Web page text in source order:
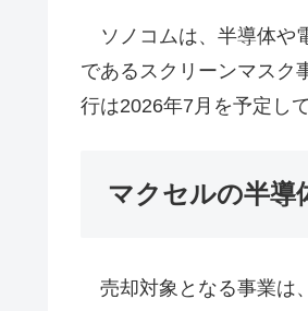
ソノコムは、半導体や
であるスクリーンマスク
行は2026年7月を予定し
マクセルの半導
売却対象となる事業は